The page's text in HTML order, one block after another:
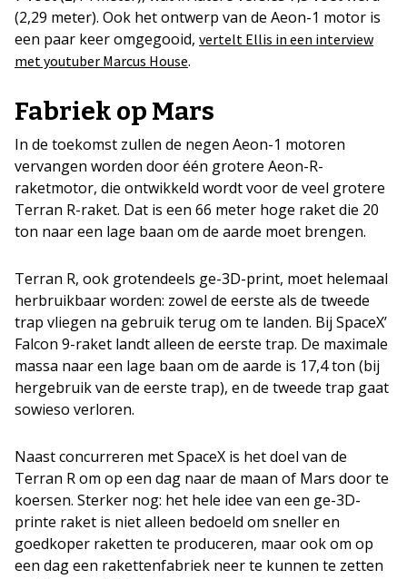
(2,29 meter). Ook het ontwerp van de Aeon-1 motor is
een paar keer omgegooid, vertelt Ellis in een interview
met youtuber Marcus House.
Fabriek op Mars
In de toekomst zullen de negen Aeon-1 motoren
vervangen worden door één grotere Aeon-R-
raketmotor, die ontwikkeld wordt voor de veel grotere
Terran R-raket. Dat is een 66 meter hoge raket die 20
ton naar een lage baan om de aarde moet brengen.
Terran R, ook grotendeels ge-3D-print, moet helemaal
herbruikbaar worden: zowel de eerste als de tweede
trap vliegen na gebruik terug om te landen. Bij SpaceX’
Falcon 9-raket landt alleen de eerste trap. De maximale
massa naar een lage baan om de aarde is 17,4 ton (bij
hergebruik van de eerste trap), en de tweede trap gaat
sowieso verloren.
Naast concurreren met SpaceX is het doel van de
Terran R om op een dag naar de maan of Mars door te
koersen. Sterker nog: het hele idee van een ge-3D-
printe raket is niet alleen bedoeld om sneller en
goedkoper raketten te produceren, maar ook om op
een dag een rakettenfabriek neer te kunnen te zetten